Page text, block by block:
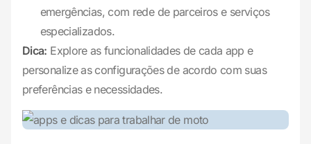
emergências, com rede de parceiros e serviços
especializados.
Dica: Explore as funcionalidades de cada app e
personalize as configurações de acordo com suas
preferências e necessidades.